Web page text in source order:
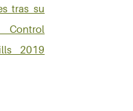
tras su
2019